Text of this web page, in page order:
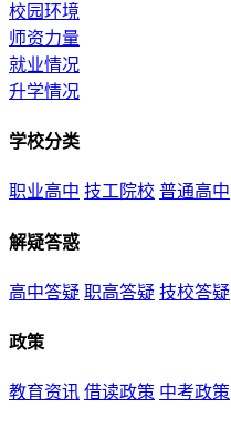
校园环境
师资力量
就业情况
升学情况
学校分类
职业高中 技工院校 普通高中
解疑答惑
高中答疑 职高答疑 技校答疑
政策
教育资讯 借读政策 中考政策